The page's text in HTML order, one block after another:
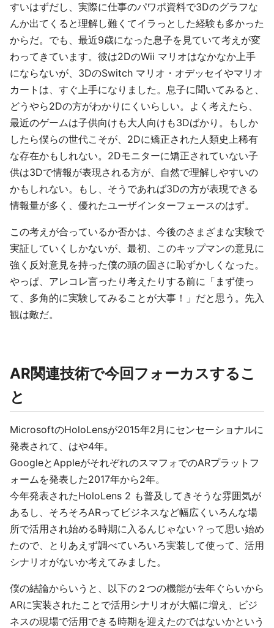
すいはずだし、実際に仕事のパワポ資料で3Dのグラフな
んか出てくると理解し難くてイラっとした経験も多かった
からだ。でも、最近9歳になった息子を見ていて考えが変
わってきています。彼は2DのWii マリオはなかなか上手
にならないが、3DのSwitch マリオ・オデッセイやマリオ
カートは、すぐ上手になりました。息子に聞いてみると、
どうやら2Dの方がわかりにくいらしい。よく考えたら、
最近のゲームは子供向けも大人向けも3Dばかり。もしか
したら僕らの世代こそが、2Dに矯正された人類史上稀有
な存在かもしれない。2Dモニターに矯正されていない子
供は3Dで情報が表現される方が、自然で理解しやすいの
かもしれない。もし、そうであれば3Dの方が表現できる
情報量が多く、優れたユーザインターフェースのはず。
この考えが合っているか否かは、今後のさまざまな実験で
実証していくしかないが、最初、このキップマンの意見に
強く反対意見を持った僕の頭の固さに恥ずかしくなった。
やっぱ、アレコレ言ったり考えたりする前に「まず使っ
て、多角的に実験してみることが大事！」だと思う。先入
観は敵だ。
AR関連技術で今回フォーカスするこ
と
MicrosoftのHoloLensが2015年2月にセンセーショナルに
発表されて、はや4年。
GoogleとAppleがそれぞれのスマフォでのARプラットフ
ォームを発表した2017年から2年。
今年発表されたHoloLens 2 も普及してきそうな雰囲気が
あるし、そろそろARってビジネスなど幅広くいろんな場
所で活用され始める時期に入るんじゃない？って思い始め
たので、とりあえず調べていろいろ実装して使って、活用
シナリオがないか考えてみました。
僕の結論からいうと、以下の２つの機能が去年ぐらいから
ARに実装されたことで活用シナリオが大幅に増え、ビジ
ネスの現場で活用できる時期を迎えたのではないかという